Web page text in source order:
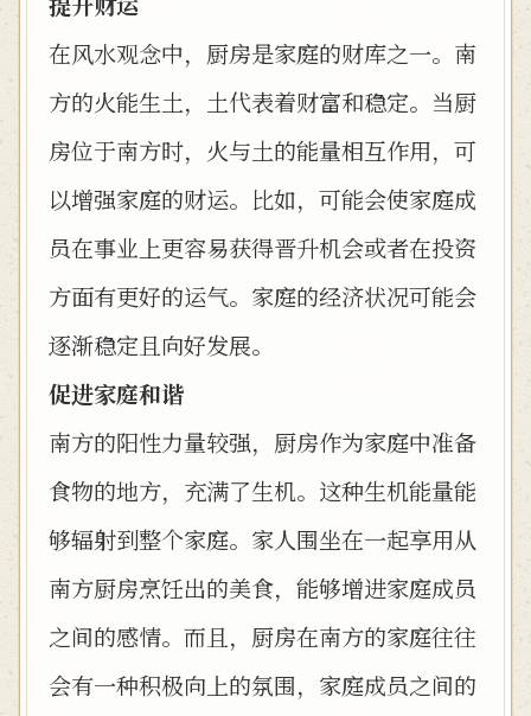
在风水观念中，厨房是家庭的财库之一。南
方的火能生土，土代表着财富和稳定。当厨
房位于南方时，火与土的能量相互作用，可
以增强家庭的财运。比如，可能会使家庭成
员在事业上更容易获得晋升机会或者在投资
方面有更好的运气。家庭的经济状况可能会
逐渐稳定且向好发展。
促进家庭和谐
南方的阳性力量较强，厨房作为家庭中准备
食物的地方，充满了生机。这种生机能量能
够辐射到整个家庭。家人围坐在一起享用从
南方厨房烹饪出的美食，能够增进家庭成员
之间的感情。而且，厨房在南方的家庭往往
会有一种积极向上的氛围，家庭成员之间的